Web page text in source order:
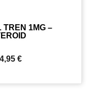
TREN 1MG –
€